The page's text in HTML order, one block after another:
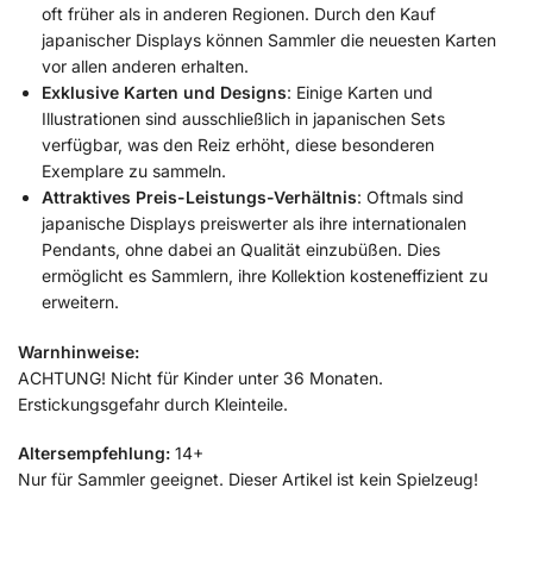
oft früher als in anderen Regionen. Durch den Kauf
japanischer Displays können Sammler die neuesten Karten
vor allen anderen erhalten.
Exklusive Karten und Designs: Einige Karten und
Illustrationen sind ausschließlich in japanischen Sets
verfügbar, was den Reiz erhöht, diese besonderen
Exemplare zu sammeln.
Attraktives Preis-Leistungs-Verhältnis: Oftmals sind
japanische Displays preiswerter als ihre internationalen
Pendants, ohne dabei an Qualität einzubüßen. Dies
ermöglicht es Sammlern, ihre Kollektion kosteneffizient zu
erweitern.
Warnhinweise:
ACHTUNG! Nicht für Kinder unter 36 Monaten.
Erstickungsgefahr durch Kleinteile.
Altersempfehlung: 14+
Nur für Sammler geeignet. Dieser Artikel ist kein Spielzeug!